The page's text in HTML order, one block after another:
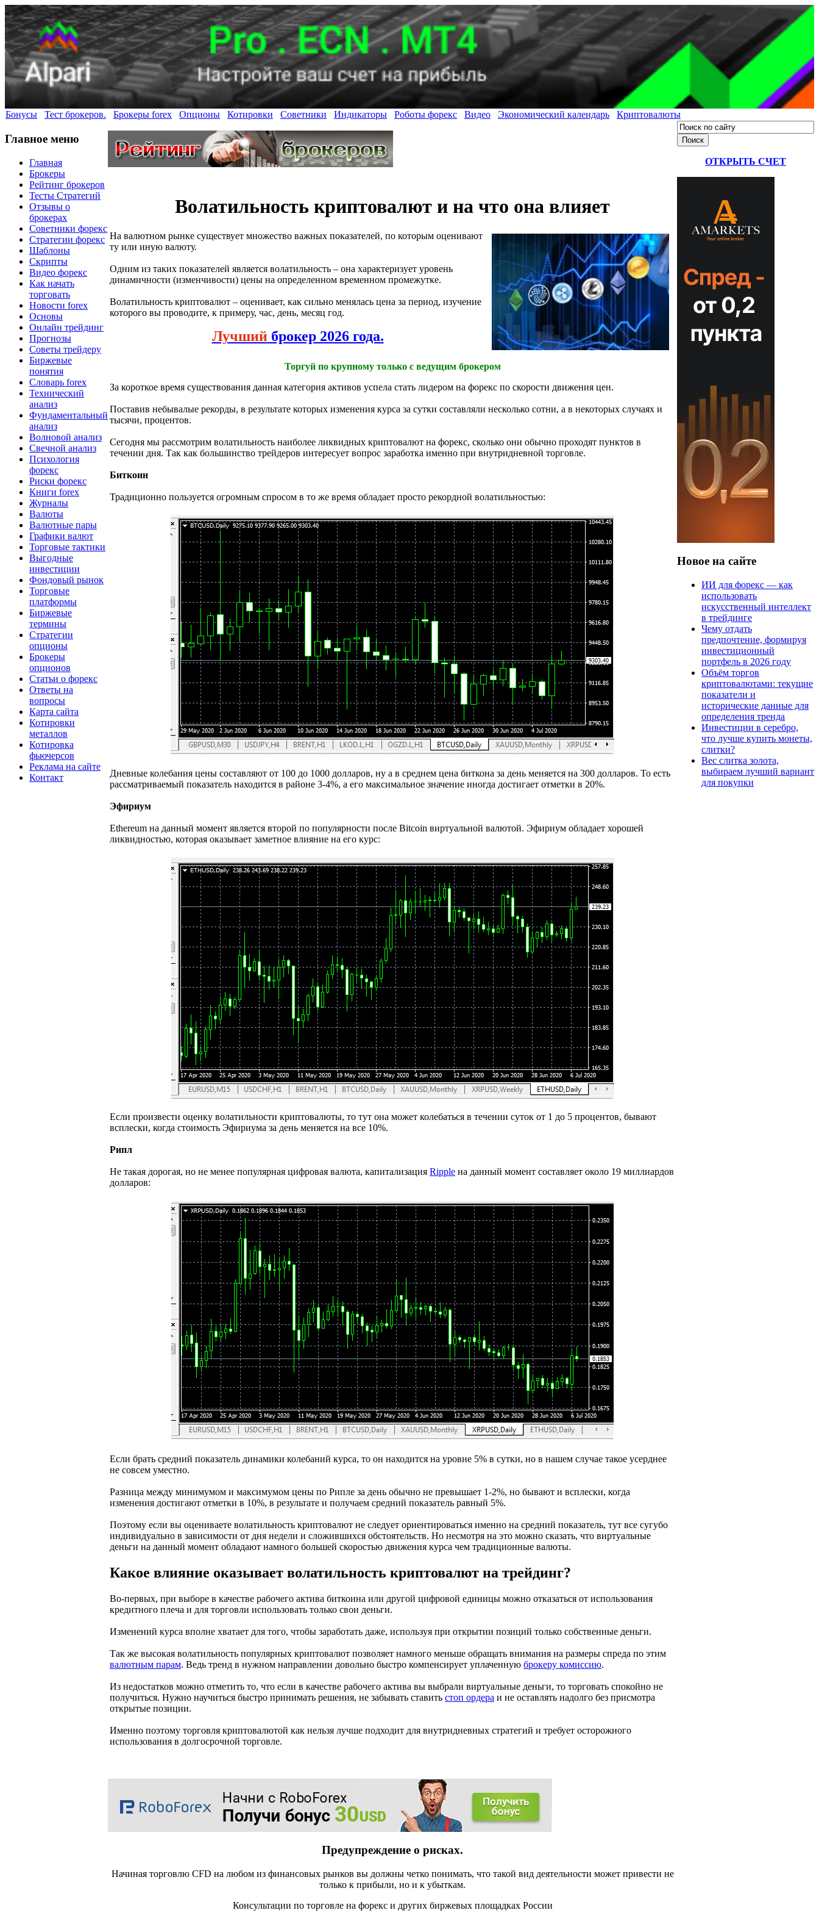
Бонусы Тест брокеров. Брокеры forex Опционы Котировки Советники Индикаторы Роботы форекс Видео Экономический календарь Криптовалюты
Главное меню
Главная
Брокеры
Рейтинг брокеров
Тесты Стратегий
Отзывы о
брокерах
Советники форекс
Стратегии форекс
Шаблоны
Скрипты
Видео форекс
Как начать
торговать
Новости forex
Основы
Онлайн трейдинг
Прогнозы
Советы трейдеру
Биржевые
понятия
Словарь forex
Технический
анализ
Фундаментальный
анализ
Волновой анализ
Свечной анализ
Психология
форекс
Риски форекс
Книги forex
Журналы
Валюты
Валютные пары
Графики валют
Торговые тактики
Выгодные
инвестиции
Фондовый рынок
Торговые
платформы
Биржевые
термины
Стратегии
опционы
Брокеры
опционов
Статьи о форекс
Ответы на
вопросы
Карта сайта
Котировки
металлов
Котировка
фьючерсов
Реклама на сайте
Контакт
Волатильность криптовалют и на что она влияет
На валютном рынке существует множество важных показателей, по которым оценивают
ту или иную валюту.
Одним из таких показателей является волатильность – она характеризует уровень
динамичности (изменчивости) цены на определенном временном промежутке.
Волатильность криптовалют – оценивает, как сильно менялась цена за период, изучение
которого вы проводите, к примеру, час, день, месяц год.
Лучшийброкер 2026 года.
Торгуй по крупному только с ведущим брокером
За короткое время существования данная категория активов успела стать лидером на форекс по скорости движения цен.
Поставив небывалые рекорды, в результате которых изменения курса за сутки составляли несколько сотни, а в некоторых случаях и
тысячи, процентов.
Сегодня мы рассмотрим волатильность наиболее ликвидных криптовалют на форекс, сколько они обычно проходят пунктов в
течении дня. Так как большинство трейдеров интересует вопрос заработка именно при внутридневной торговле.
Биткоин
Традиционно пользуется огромным спросом в то же время обладает просто рекордной волатильностью:
Дневные колебания цены составляют от 100 до 1000 долларов, ну а в среднем цена биткона за день меняется на 300 долларов. То есть
рассматриваемый показатель находится в районе 3-4%, а его максимальное значение иногда достигает отметки в 20%.
Эфириум
Ethereum на данный момент является второй по популярности после Bitcoin виртуальной валютой. Эфириум обладает хорошей
ликвидностью, которая оказывает заметное влияние на его курс:
Если произвести оценку волатильности криптовалюты, то тут она может колебаться в течении суток от 1 до 5 процентов, бывают
всплески, когда стоимость Эфириума за день меняется на все 10%.
Рипл
Не такая дорогая, но не менее популярная цифровая валюта, капитализация Ripple на данный момент составляет около 19 миллиардов
долларов:
Если брать средний показатель динамики колебаний курса, то он находится на уровне 5% в сутки, но в нашем случае такое усерднее
не совсем уместно.
Разница между минимумом и максимумом цены по Рипле за день обычно не превышает 1-2%, но бывают и всплески, когда
изменения достигают отметки в 10%, в результате и получаем средний показатель равный 5%.
Поэтому если вы оцениваете волатильность криптовалют не следует ориентироваться именно на средний показатель, тут все сугубо
индивидуально в зависимости от дня недели и сложившихся обстоятельств. Но несмотря на это можно сказать, что виртуальные
деньги на данный момент обладают намного большей скоростью движения курса чем традиционные валюты.
Какое влияние оказывает волатильность криптовалют на трейдинг?
Во-первых, при выборе в качестве рабочего актива биткоина или другой цифровой единицы можно отказаться от использования
кредитного плеча и для торговли использовать только свои деньги.
Изменений курса вполне хватает для того, чтобы заработать даже, используя при открытии позиций только собственные деньги.
Так же высокая волатильность популярных криптовалют позволяет намного меньше обращать внимания на размеры спреда по этим
валютным парам. Ведь тренд в нужном направлении довольно быстро компенсирует уплаченную брокеру комиссию.
Из недостатков можно отметить то, что если в качестве рабочего актива вы выбрали виртуальные деньги, то торговать спокойно не
получиться. Нужно научиться быстро принимать решения, не забывать ставить стоп ордера и не оставлять надолго без присмотра
открытые позиции.
Именно поэтому торговля криптовалютой как нельзя лучше подходит для внутридневных стратегий и требует осторожного
использования в долгосрочной торговле.
Предупреждение о рисках.
Начиная торговлю CFD на любом из финансовых рынков вы должны четко понимать, что такой вид деятельности может привести не
только к прибыли, но и к убыткам.
Консультации по торговле на форекс и других биржевых площадках России
ОТКРЫТЬ СЧЕТ
Новое на сайте
ИИ для форекс — как
использовать
искусственный интеллект
в трейдинге
Чему отдать
предпочтение, формируя
инвестиционный
портфель в 2026 году
Объём торгов
криптовалютами: текущие
показатели и
исторические данные для
определения тренда
Инвестиции в серебро,
что лучше купить монеты,
слитки?
Вес слитка золота,
выбираем лучший вариант
для покупки